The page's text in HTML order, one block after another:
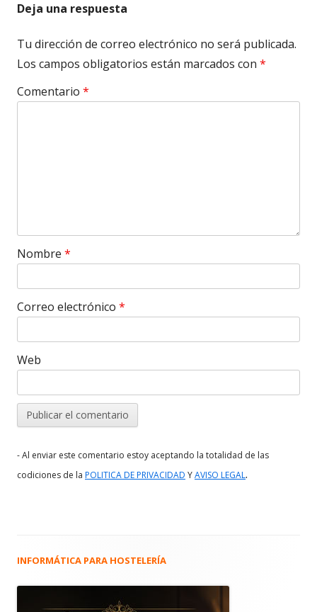
Deja una respuesta
Tu dirección de correo electrónico no será publicada.
Los campos obligatorios están marcados con *
Comentario *
Nombre *
Correo electrónico *
Web
- Al enviar este comentario estoy aceptando la totalidad de las
codiciones de la POLITICA DE PRIVACIDAD YAVISO LEGAL.
Barra
INFORMÁTICA PARA HOSTELERÍA